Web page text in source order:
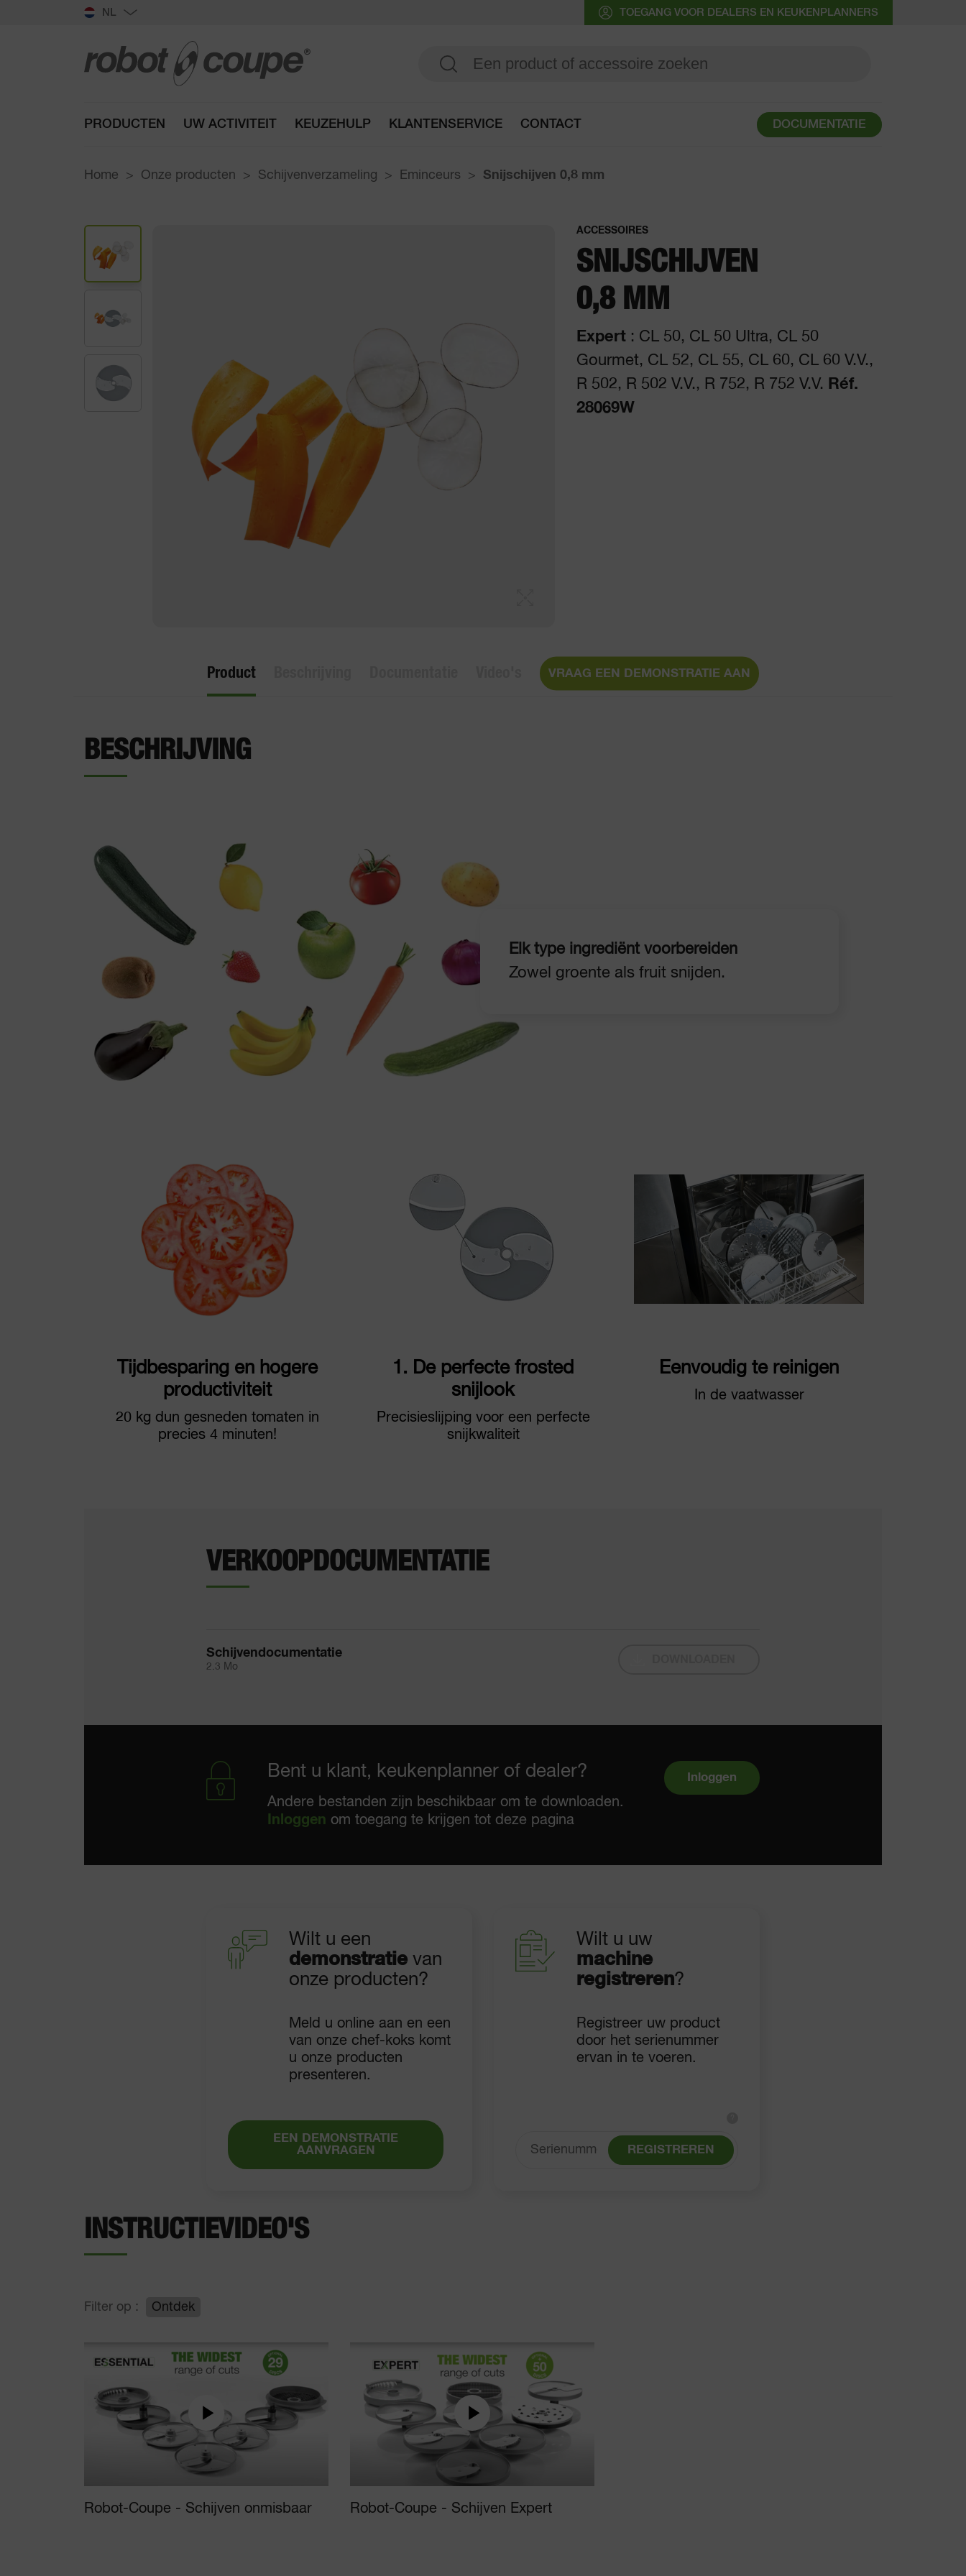
NL TOEGANG VOOR DEALERS EN KEUKENPLANNERS
PRODUCTEN UW ACTIVITEIT KEUZEHULP KLANTENSERVICE CONTACT DOCUMENTATIE
Home Onze producten Schijvenverzameling Eminceurs Snijschijven 0,8 mm
ACCESSOIRES
SNIJSCHIJVEN
0,8 MM
Expert: CL 50, CL 50 Ultra, CL 50
Gourmet, CL 52, CL 55, CL 60, CL 60 V.V.,
R 502, R 502 V.V., R 752, R 752 V.V. Réf.
28069W
Product VRAAG EEN DEMONSTRATIE AAN
BESCHRIJVING
Elk type ingrediënt voorbereiden
Zowel groente als fruit snijden.
Tijdbesparing en hogere
productiviteit
20 kg dun gesneden tomaten in
precies 4 minuten!
1. De perfecte frosted
snijlook
Precisieslijping voor een perfecte
snijkwaliteit
Eenvoudig te reinigen
In de vaatwasser
VERKOOPDOCUMENTATIE
Schijvendocumentatie
2.3 Mo
Bent u klant, keukenplanner of dealer?
Andere bestanden zijn beschikbaar om te downloaden.
Inloggen om toegang te krijgen tot deze pagina
Inloggen
Wilt u een
demonstratie van
onze producten?
Meld u online aan en een
van onze chef-koks komt
u onze producten
presenteren.
EEN DEMONSTRATIE
AANVRAGEN
Wilt u uw
machine
registreren?
Registreer uw product
door het serienummer
ervan in te voeren.
REGISTREREN
INSTRUCTIEVIDEO'S
Filter op : Ontdek
Robot-Coupe - Schijven onmisbaar Robot-Coupe - Schijven Expert
Ga naar de keuzehulp